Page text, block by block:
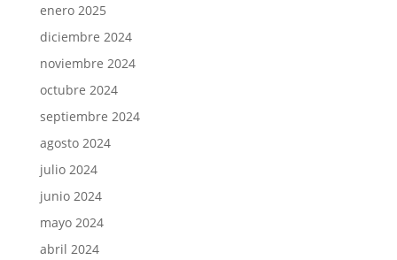
enero 2025
diciembre 2024
noviembre 2024
octubre 2024
septiembre 2024
agosto 2024
julio 2024
junio 2024
mayo 2024
abril 2024